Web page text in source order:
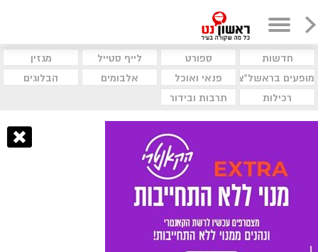
חדשות ספורט לייף סטייל
מגזין
מופעים בראשל"צ
פנאי ואוכל אלבומים
הבלוגים
רכילות
תרבות ובידור